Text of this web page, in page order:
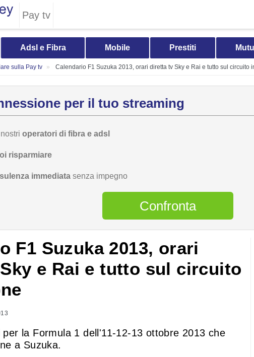
Pay tv
Adsl e Fibra Mobile Prestiti
sulla Pay tv Calendario F1 Suzuka 2013, orari diretta tv Sky e Rai e tutto sul circuito
per il tuo streaming
operatori di fibra e adsl
risparmiare
immediata senza impegno
Confronta
F1 Suzuka 2013, orari
e Rai e tutto sul circuito
la Formula 1 dell'11-12-13 ottobre 2013 che
a Suzuka.